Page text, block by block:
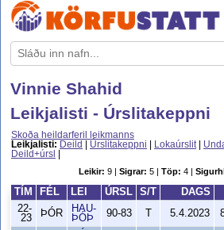
Vinnie Shahid
Leikjalisti - Úrslitakeppni
Skoða heildarferil leikmanns
Leikjalisti: Deild Úrslitakeppni Lokaúrslit|
Deild+úrsl
Leikir: 9 | Sigrar: 5 | Töp: 4 |
TÍM FÉL LEI ÚRSL S/T DAGS
22-
23
ÞÓR
HAU-
ÞÓÞ
90-83 5.4.2023